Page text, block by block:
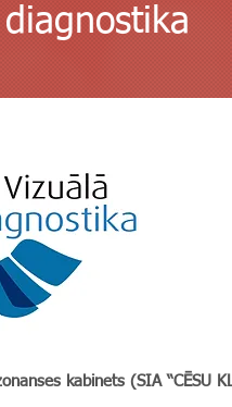
kabinets (SIA “CĒSU